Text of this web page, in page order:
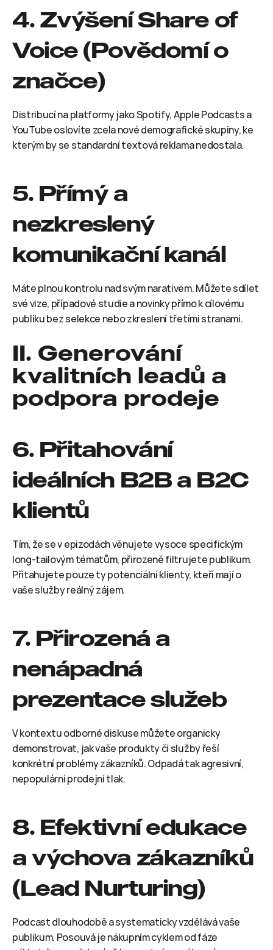
4. Zvýšení Share of
Voice (Povědomí o
značce)
Distribucí na platformy jako Spotify, Apple Podcasts a
YouTube oslovíte zcela nové demografické skupiny, ke
kterým by se standardní textová reklama nedostala.
5. Přímý a
nezkreslený
komunikační kanál
Máte plnou kontrolu nad svým narativem. Můžete sdílet
své vize, případové studie a novinky přímo k cílovému
publiku bez selekce nebo zkreslení třetími stranami.
II. Generování
kvalitních leadů a
podpora prodeje
6. Přitahování
ideálních B2B a B2C
klientů
Tím, že se v epizodách věnujete vysoce specifickým
long-tailovým tématům, přirozeně filtrujete publikum.
Přitahujete pouze ty potenciální klienty, kteří mají o
vaše služby reálný zájem.
7. Přirozená a
nenápadná
prezentace služeb
V kontextu odborné diskuse můžete organicky
demonstrovat, jak vaše produkty či služby řeší
konkrétní problémy zákazníků. Odpadá tak agresivní,
nepopulární prodejní tlak.
8. Efektivní edukace
a výchova zákazníků
(Lead Nurturing)
Podcast dlouhodobě a systematicky vzdělává vaše
publikum. Posouvá je nákupním cyklem od fáze